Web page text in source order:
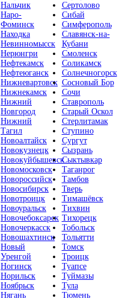
Нальчик
Наро-
Фоминск
Находка
Невинномысск
Нерюнгри
Нефтекамск
Нефтеюганск
Нижневартовск
Нижнекамск
Нижний
Новгород
Нижний
Тагил
Новоалтайск
Новокузнецк
Новокуйбышевск
Новомосковск
Новороссийск
Новосибирск
Новотроицк
Новоуральск
Новочебоксарск
Новочеркасск
Новошахтинск
Новый
Уренгой
Ногинск
Норильск
Ноябрьск
Нягань
Сертолово
Сибай
Симферополь
Славянск-на-
Кубани
Смоленск
Соликамск
Солнечногорск
Сосновый Бор
Сочи
Ставрополь
Старый Оскол
Стерлитамак
Ступино
Сургут
Сызрань
Сыктывкар
Таганрог
Тамбов
Тверь
Тимашёвск
Тихвин
Тихорецк
Тобольск
Тольятти
Томск
Троицк
Туапсе
Туймазы
Тула
Тюмень